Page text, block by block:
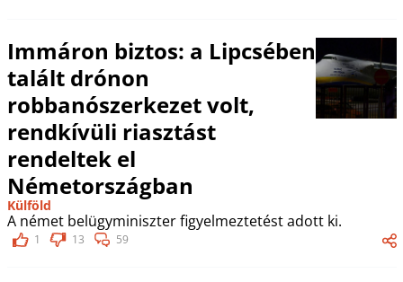
Immáron biztos: a Lipcsében
talált drónon
robbanószerkezet volt,
rendkívüli riasztást
rendeltek el
Németországban
Külföld
A német belügyminiszter figyelmeztetést adott ki.
1 13 59